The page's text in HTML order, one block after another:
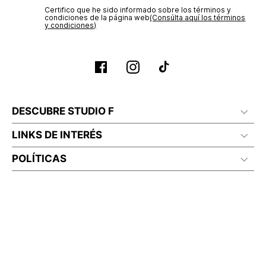
Certifico que he sido informado sobre los términos y
condiciones de la página web‎(Consúlta aquí los términos
y condiciones)
DESCUBRE STUDIO F
LINKS DE INTERÉS
POLÍTICAS